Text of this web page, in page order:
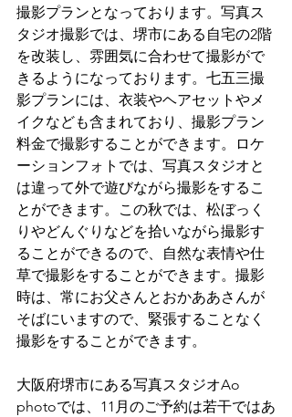
撮影プランとなっております。写真ス
タジオ撮影では、堺市にある自宅の2階
を改装し、雰囲気に合わせて撮影がで
きるようになっております。七五三撮
影プランには、衣装やヘアセットやメ
イクなども含まれており、撮影プラン
料金で撮影することができます。ロケ
ーションフォトでは、写真スタジオと
は違って外で遊びながら撮影をするこ
とができます。この秋では、松ぼっく
りやどんぐりなどを拾いながら撮影す
ることができるので、自然な表情や仕
草で撮影をすることができます。撮影
時は、常にお父さんとおかああさんが
そばにいますので、緊張することなく
撮影をすることができます。
大阪府堺市にある写真スタジオAo
photoでは、11月のご予約は若干ではあ